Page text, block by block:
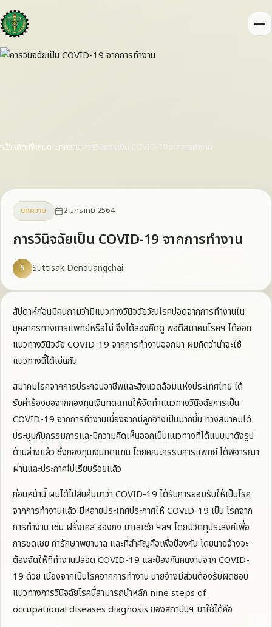
หน้าหลัก›ทั้งหมด›บทความ›การวินิจฉัยเป็น COVID-19 จากการทำงาน
บทความ 2 มกราคม 2564
การวินิจฉัยเป็น COVID-19 จากการทำงาน
S Suttisak Denduangchai
สัปดาห์ก่อนมีคนถามว่ามีแนวทางวินิจฉัยวัณโรคปอดจากการทำงานใน
บุคลากรทางการแพทย์หรือไม่ จึงได้ลองคิดดู พอดีสมาคมโรคฯ ได้ออก
แนวทางวินิจฉัย COVID-19 จากการทำงานออกมา ผมคิดว่าน่าจะใช้
แนวทางนี้ได้เช่นกัน
สมาคมโรคจากการประกอบอาชีพและสิ่งแวดล้อมแห่งประเทศไทย ได้
รับคำร้องขอจากกองทุนเงินทดแทนให้จัดทำแนวทางวินิจฉัยการเป็น
COVID-19 จากการทำงานเนื่องจากมีลูกจ้างเป็นมากขึ้น ทางสมาคมได้
ประชุมกับกรรมการและมีความคิดเห็นออกเป็นแนวทางที่ได้แนบมาดังรูป
ด้านล่างแล้ว ซึ่งกองทุนเงินทดแทน โดยคณะกรรมการแพทย์ ได้พิจารณา
ผ่านและประกาศไปเรียบร้อยแล้ว
ก่อนหน้านี้ ผมได้ไปสืบค้นมาว่า COVID-19 ได้รับการยอมรับให้เป็นโรค
จากการทำงานแล้ว มีหลายประเทศประกาศให้ COVID-19 เป็น โรคจาก
การทำงาน เช่น ฝรั่งเศส ฮ่องกง มาเลเซีย ฯลฯ โดยมีวัตถุประสงค์เพื่อ
การชดเชย ค่ารักษาพยาบาล และที่สำคัญคือเพื่อป้องกัน โดยนายจ้างจะ
ต้องจัดให้ที่ทำงานปลอด COVID-19 และป้องกันคนงานจาก COVID-
19 ด้วย เนื่องจากเป็นโรคจากการทำงาน นายจ้างมีส่วนต้องรับผิดชอบ
แนวทางการวินิจฉัยโรคนี้สามารถนำหลัก nine steps of
occupational diseases diagnosis ของสถาบันฯ มาใช้ได้คือ